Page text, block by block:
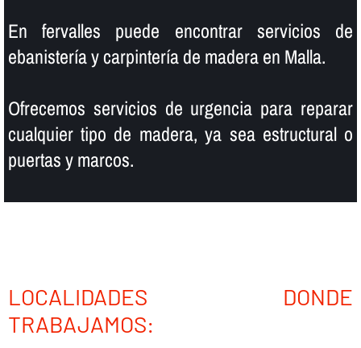
En fervalles puede encontrar servicios de
ebanisterí­a y carpinterí­a de madera en Malla.
Ofrecemos servicios de urgencia para reparar
cualquier tipo de madera, ya sea estructural o
puertas y marcos.
LOCALIDADES DONDE
TRABAJAMOS: